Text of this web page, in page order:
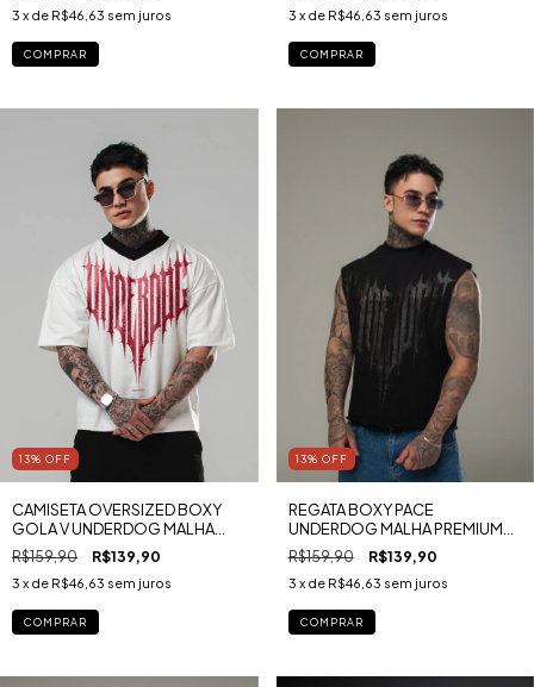
3 x de R$46,63 sem juros
COMPRAR
3 x de R$46,63 sem juros
COMPRAR
13% OFF
CAMISETA OVERSIZED BOXY
GOLA V UNDERDOG MALHA
PREMIUM RUGBY
R$159,90 R$139,90
3 x de R$46,63 sem juros
COMPRAR
13% OFF
REGATA BOXY PACE
UNDERDOG MALHA PREMIUM
RUGBY
R$159,90 R$139,90
3 x de R$46,63 sem juros
COMPRAR